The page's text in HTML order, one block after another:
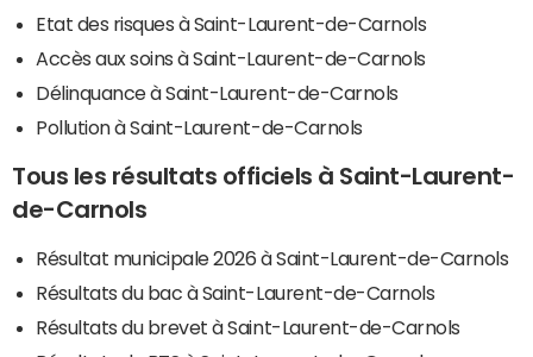
Etat des risques à Saint-Laurent-de-Carnols
Accès aux soins à Saint-Laurent-de-Carnols
Délinquance à Saint-Laurent-de-Carnols
Pollution à Saint-Laurent-de-Carnols
Tous les résultats officiels à Saint-Laurent-
de-Carnols
Résultat municipale 2026 à Saint-Laurent-de-Carnols
Résultats du bac à Saint-Laurent-de-Carnols
Résultats du brevet à Saint-Laurent-de-Carnols